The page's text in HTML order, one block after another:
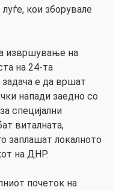
кои зборувале
извршување на
на 24-та
задача е да вршат
напади заедно со
специјални
виталната,
заплашат локалното
на ДНР.
почеток на